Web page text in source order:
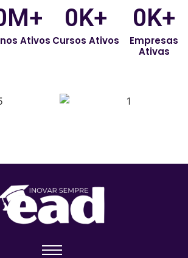
M+
Ativos
0K+
Cursos Ativos
0K+
Empresas
Ativas